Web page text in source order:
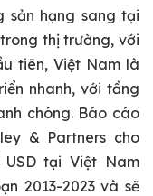
sản hạng sang tại
thị trường, với
tiên, Việt Nam là
nhanh, với tầng
chóng. Báo cáo
& Partners cho
tại Việt Nam
2013-2023 và sẽ